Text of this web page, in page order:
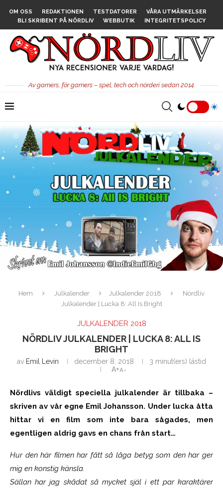
OM OSS REDAKTIONEN TESTDATORER
VÅRA UTMÄRKELSER
BLI SKRIBENT PÅ NÖRDLIV
WEBBUTIK INTEGRITETSPOLICY
Av gamers, för gamers – spel, tech och nörderi sedan 2014.
Hem Julkalender Julkalender 2018
Nördliv
Julkalender | Lucka 8: All Is Bright
JULKALENDER 2018
NÖRDLIV JULKALENDER | LUCKA 8: ALL IS
BRIGHT
av Emil Levin december 8, 2018
3 minut(ers) lästid
A+A-
Nördlivs väldigt speciella julkalender är tillbaka –
skriven av vår egne Emil Johansson. Under lucka åtta
hittar vi en film som inte bara sågades, men
egentligen aldrig gavs en chans från start…
Hur den här filmen har fått så låga betyg som den har ger
mig en konstig känsla.
Sällan har jag skådat så mycket själ i ett par karaktärer